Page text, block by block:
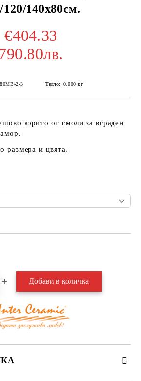
120/140х80см.
€404.33
790.80лв.
2-3 Тегло: 0.000 кг
корито от смоли за вграден
размера и цвята.